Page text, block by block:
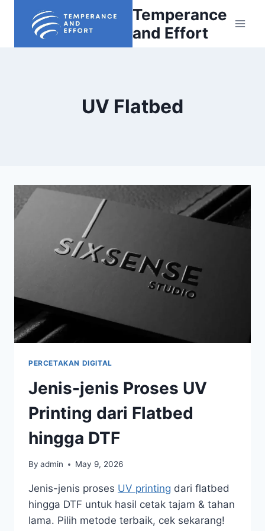
Temperance
and Effort
UV Flatbed
PERCETAKAN DIGITAL
Jenis-jenis Proses UV
Printing dari Flatbed
hingga DTF
By admin May 9, 2026
Jenis-jenis proses UV printing dari flatbed
hingga DTF untuk hasil cetak tajam & tahan
lama. Pilih metode terbaik, cek sekarang!